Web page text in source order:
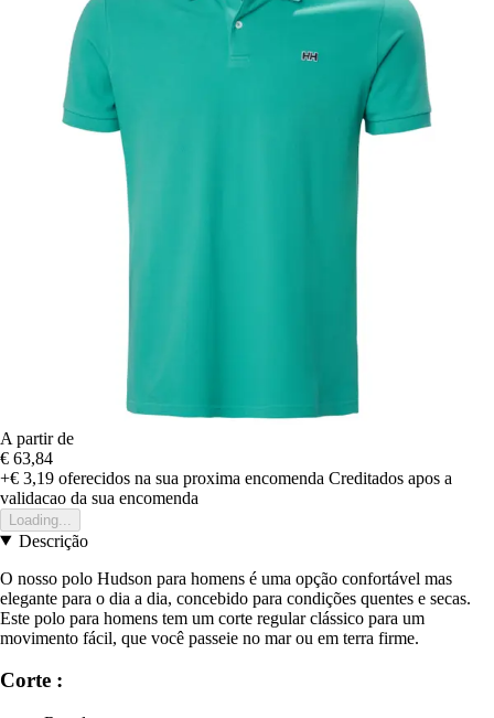
A partir de
€ 63,84
+€ 3,19 oferecidos na sua proxima encomenda Creditados apos a
validacao da sua encomenda
Loading...
Descrição
O nosso polo Hudson para homens é uma opção confortável mas
elegante para o dia a dia, concebido para condições quentes e secas.
Este polo para homens tem um corte regular clássico para um
movimento fácil, que você passeie no mar ou em terra firme.
Corte :